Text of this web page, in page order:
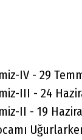
IV - 29
III - 24
II - 19